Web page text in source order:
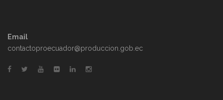
Email
contactoproecuador@produccion.gob.ec